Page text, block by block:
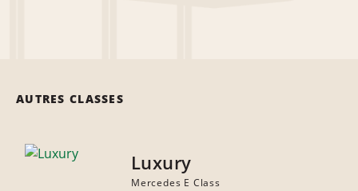
AUTRES CLASSES
Luxury
Mercedes E Class